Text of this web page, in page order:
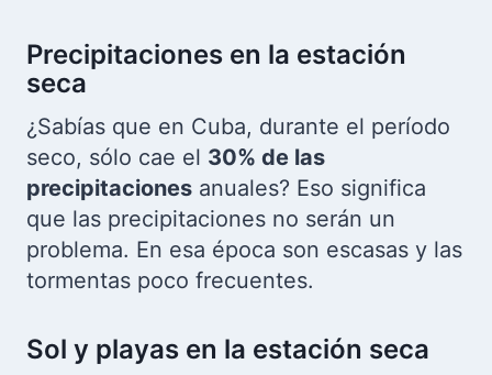
Precipitaciones en la estación
seca
¿Sabías que en Cuba, durante el período
seco, sólo cae el 30% de las
precipitaciones anuales? Eso significa
que las precipitaciones no serán un
problema. En esa época son escasas y las
tormentas poco frecuentes.
Sol y playas en la estación seca